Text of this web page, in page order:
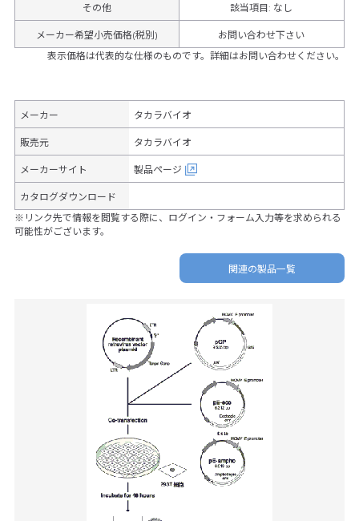
その他 該当項目: なし
メーカー希望小売価格(税別)
お問い合わせ下さい
表示価格は代表的な仕様のものです。詳細はお問い合わせください。
メーカー タカラバイオ
販売元 タカラバイオ
メーカーサイト 製品ページ
カタログダウンロード
※リンク先で情報を閲覧する際に、ログイン・フォーム入力等を求められる
可能性がございます。
関連の製品一覧